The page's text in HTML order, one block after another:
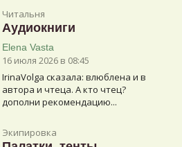
Читальня
Аудиокниги
Elena Vasta
16 июля 2026 в 08:45
IrinaVolga сказалa: влюблена и в
автора и чтеца. А кто чтец?
дополни рекомендацию...
Экипировка